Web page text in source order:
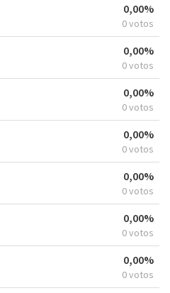
0,00%
0 votos
0,00%
0 votos
0,00%
0 votos
0,00%
0 votos
0,00%
0 votos
0,00%
0 votos
0,00%
0 votos